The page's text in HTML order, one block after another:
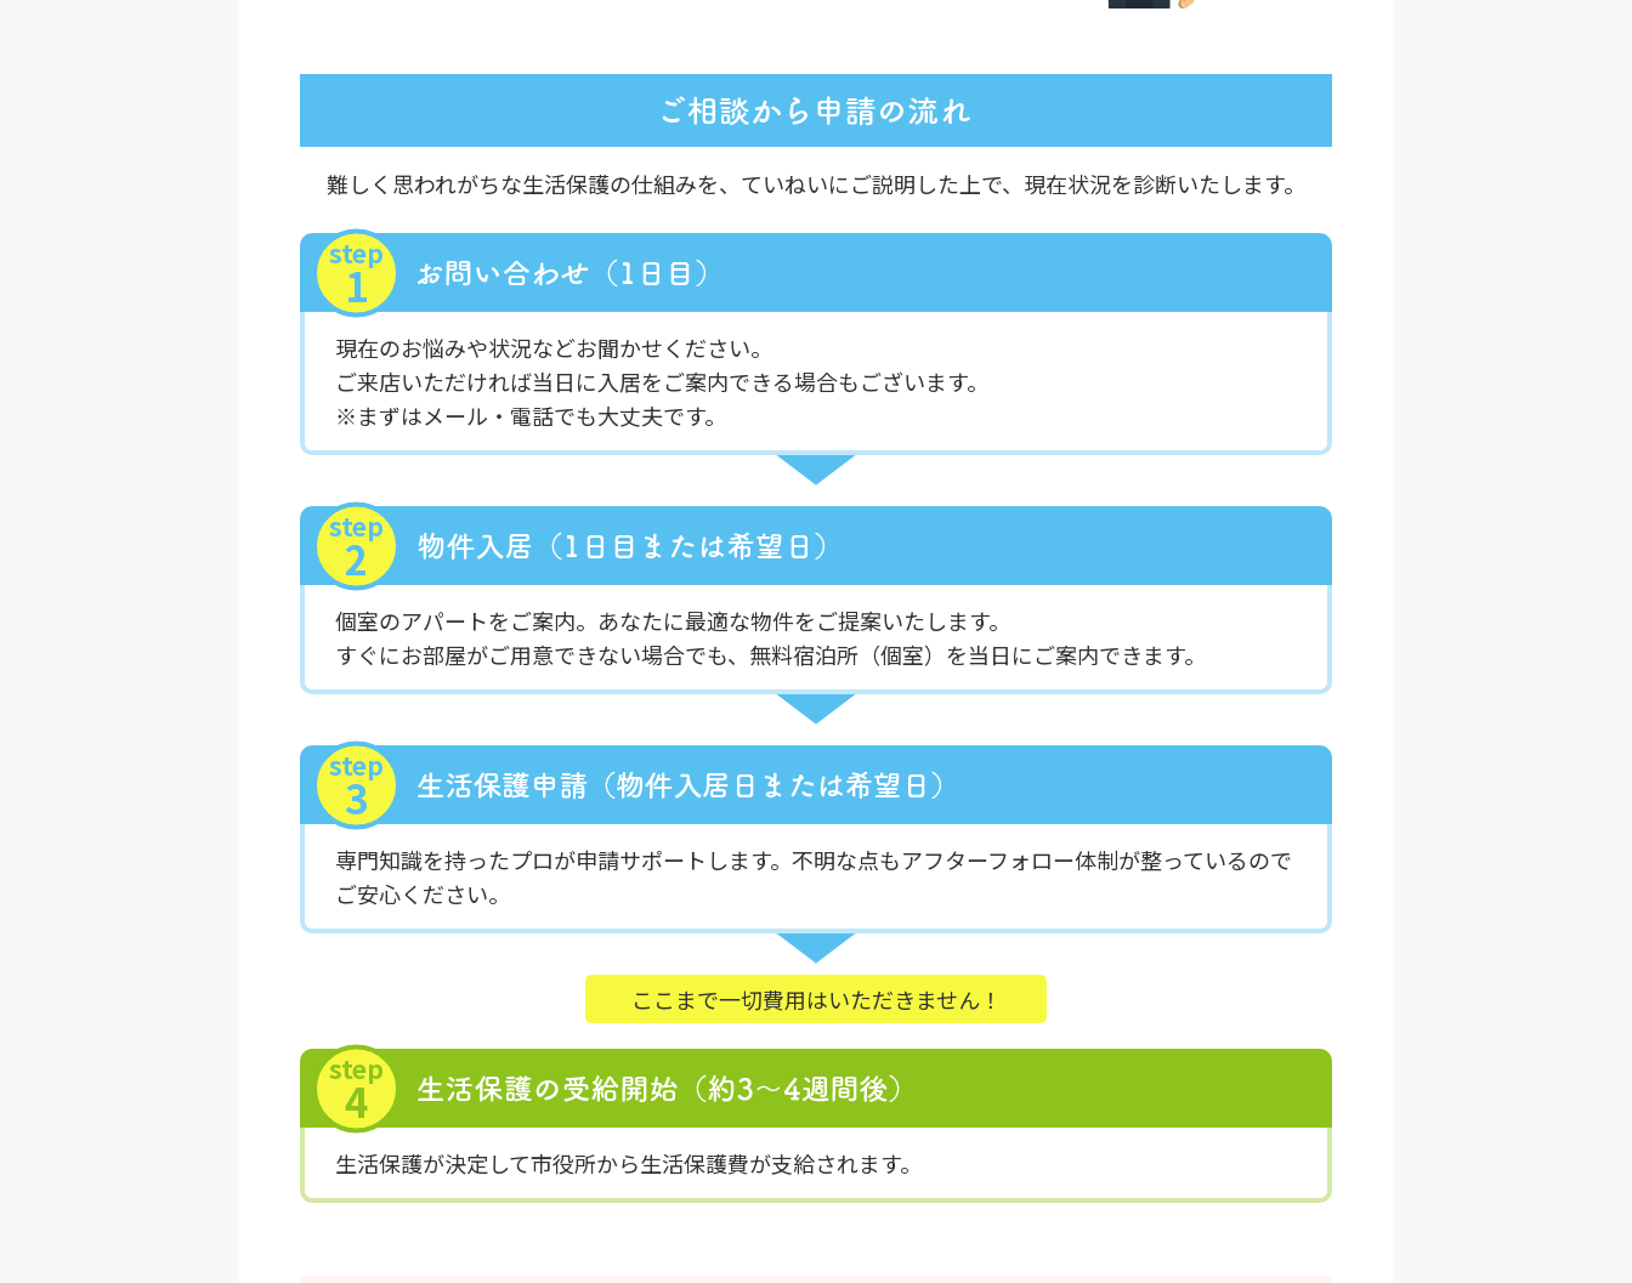
難しく思われがちな生活保護の仕組みを、ていねいにご説明した上で、現在状況を診断いたします。
step
1
現在のお悩みや状況などお聞かせください。
ご来店いただければ当日に入居をご案内できる場合もございます。
※まずはメール・電話でも大丈夫です。
step
2
個室のアパートをご案内。あなたに最適な物件をご提案いたします。
すぐにお部屋がご用意できない場合でも、無料宿泊所（個室）を当日にご案内できます。
step
3
専門知識を持ったプロが申請サポートします。不明な点もアフターフォロー体制が整っているので
ご安心ください。
ここまで一切費用はいただきません！
step
4
生活保護が決定して市役所から生活保護費が支給されます。